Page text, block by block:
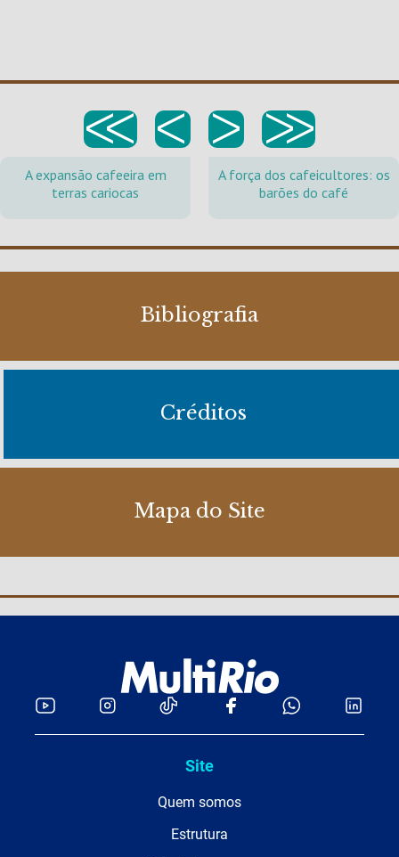
<< < > >>
A expansão cafeeira em
terras cariocas
A força dos cafeicultores: os
barões do café
Bibliografia
Créditos
Mapa do Site
Site
Quem somos
Estrutura